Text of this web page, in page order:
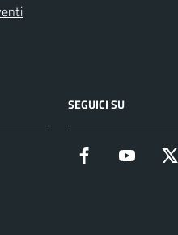
SEGUICI SU
Facebook YouTube